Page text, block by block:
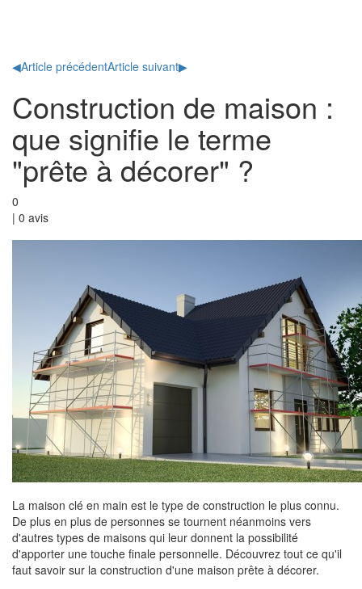
◀Article précédentArticle suivant▶
Construction de maison :
que signifie le terme
"prête à décorer" ?
0
| 0 avis
La maison clé en main est le type de construction le plus connu.
De plus en plus de personnes se tournent néanmoins vers
d'autres types de maisons qui leur donnent la possibilité
d'apporter une touche finale personnelle. Découvrez tout ce qu'il
faut savoir sur la construction d'une maison prête à décorer.